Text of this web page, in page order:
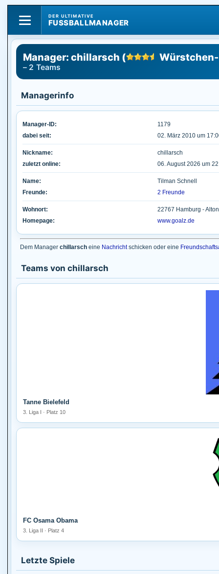
DER ULTIMATIVE
FUSSBALLMANAGER
Manager: chillarsch (
– 2 Teams
Managerinfo
Manager-ID:
1179
dabei seit:
02. März 2010 um
Nickname:
chillarsch
zuletzt online:
06. August 2026 um
Name:
Tilman Schnell
Freunde:
2 Freunde
Wohnort:
22767 Hamburg -
Homepage:
www.goalz.de
Dem Manager chillarsch eine Nachrichtschicken oder eine
Teams von chillarsch
Tanne Bielefeld
3. Liga I · Platz 10
FC Osama Obama
3. Liga II · Platz 4
Letzte Spiele